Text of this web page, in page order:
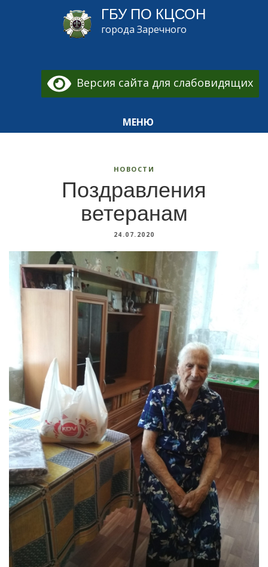
ГБУ ПО КЦСОН
города Заречного
Версия сайта для слабовидящих
МЕНЮ
НОВОСТИ
Поздравления
ветеранам
24.07.2020